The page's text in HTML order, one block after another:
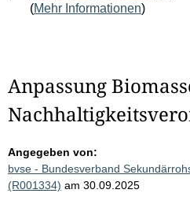
(Mehr Informationen)
Anpassung
Angegeben von:
bvse - Bundesverband
(R001334) am 30.09.2025